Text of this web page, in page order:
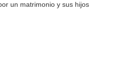
un matrimonio y sus hijos